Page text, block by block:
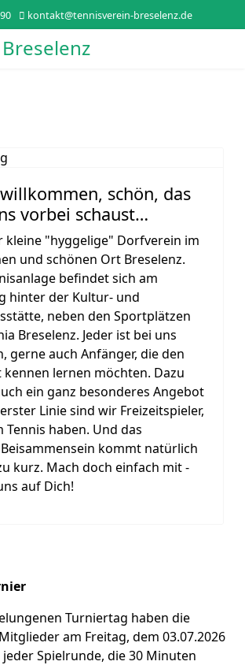
kontakt@tennisverein-breselenz.de
schön, das
vorbei schaust…
kleine "hyggelige" Dorfverein im
und schönen Ort Breselenz.
befindet sich am
hinter der Kultur- und
neben den Sportplätzen
Breselenz. Jeder ist bei uns
gerne auch Anfänger, die den
kennen lernen möchten. Dazu
ein ganz besonderes Angebot
Linie sind wir Freizeitspieler,
Tennis haben. Und das
kommt natürlich
kurz. Mach doch einfach mit -
auf Dich!
Turniertag haben die
am Freitag, dem 03.07.2026
Spielrunde, die 30 Minuten